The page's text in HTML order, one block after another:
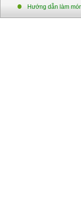
Hướng dẫn làm